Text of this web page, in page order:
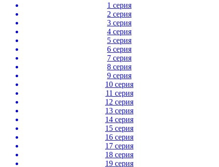
1 серия
2 серия
3 серия
4 серия
5 серия
6 серия
7 серия
8 серия
9 серия
10 серия
11 серия
12 серия
13 серия
14 серия
15 серия
16 серия
17 серия
18 серия
19 серия